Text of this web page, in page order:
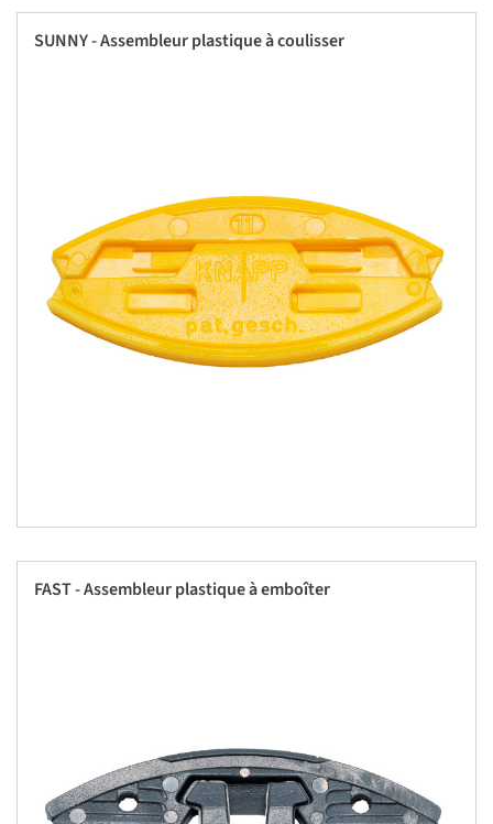
SUNNY - Assembleur plastique à coulisser
FAST - Assembleur plastique à emboîter